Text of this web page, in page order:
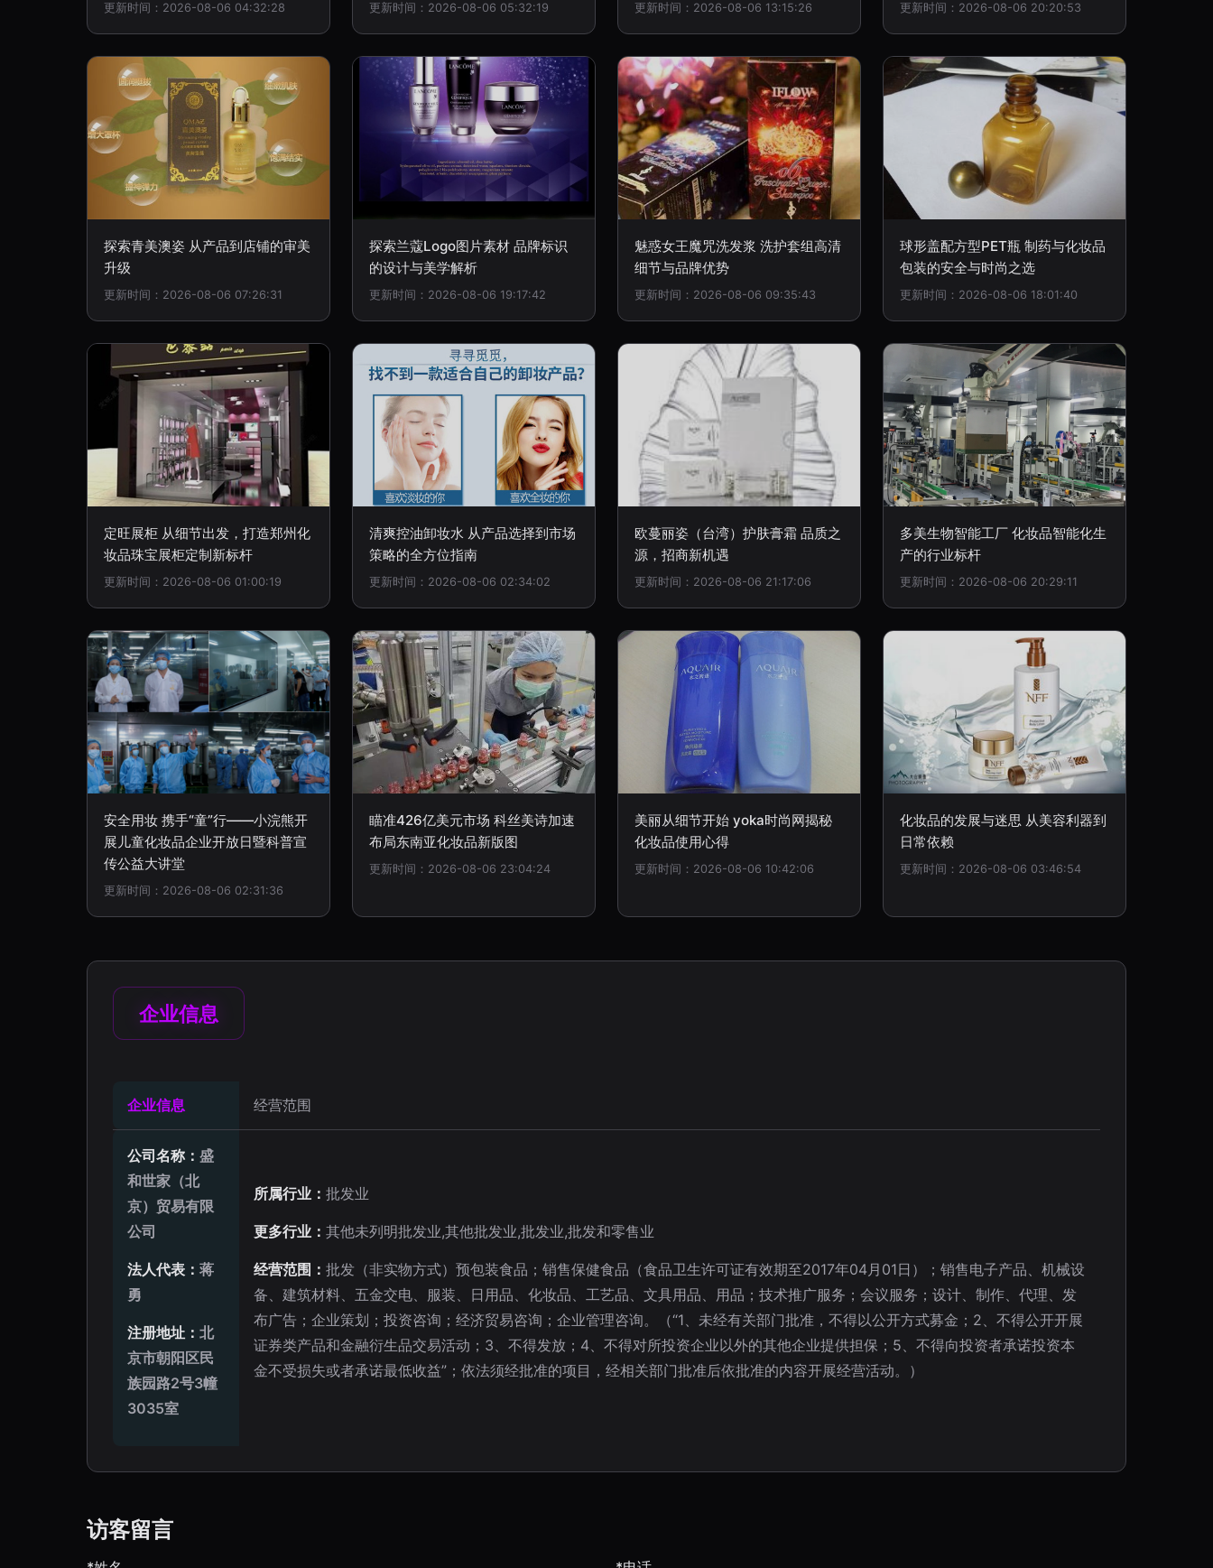
更新时间：2026-08-06 04:32:28 更新时间：2026-08-06 05:32:19 更新时间：2026-08-06 13:15:26 更新时间：2026-08-06 20:20:53
探索青美澳姿 从产品到店铺的审美
升级
更新时间：2026-08-06 07:26:31
探索兰蔻Logo图片素材 品牌标识
的设计与美学解析
更新时间：2026-08-06 19:17:42
魅惑女王魔咒洗发浆 洗护套组高清
细节与品牌优势
更新时间：2026-08-06 09:35:43
球形盖配方型PET瓶 制药与化妆品
包装的安全与时尚之选
更新时间：2026-08-06 18:01:40
定旺展柜 从细节出发，打造郑州化
妆品珠宝展柜定制新标杆
更新时间：2026-08-06 01:00:19
清爽控油卸妆水 从产品选择到市场
策略的全方位指南
更新时间：2026-08-06 02:34:02
欧蔓丽姿（台湾）护肤膏霜 品质之
源，招商新机遇
更新时间：2026-08-06 21:17:06
多美生物智能工厂 化妆品智能化生
产的行业标杆
更新时间：2026-08-06 20:29:11
安全用妆 携手“童”行——小浣熊开
展儿童化妆品企业开放日暨科普宣
传公益大讲堂
更新时间：2026-08-06 02:31:36
瞄准426亿美元市场 科丝美诗加速
布局东南亚化妆品新版图
更新时间：2026-08-06 23:04:24
美丽从细节开始 yoka时尚网揭秘
化妆品使用心得
更新时间：2026-08-06 10:42:06
化妆品的发展与迷思 从美容利器到
日常依赖
更新时间：2026-08-06 03:46:54
企业信息
企业信息 经营范围
公司名称： 盛
和世家（北
京）贸易有限
公司
法人代表： 蒋
勇
注册地址： 北
京市朝阳区民
族园路2号3幢
3035室
所属行业： 批发业
更多行业： 其他未列明批发业,其他批发业,批发业,批发和零售业
经营范围： 批发（非实物方式）预包装食品；销售保健食品（食品卫生许可证有效期至2017年04月01日）；销售电子产品、机械设
备、建筑材料、五金交电、服装、日用品、化妆品、工艺品、文具用品、用品；技术推广服务；会议服务；设计、制作、代理、发
布广告；企业策划；投资咨询；经济贸易咨询；企业管理咨询。（“1、未经有关部门批准，不得以公开方式募金；2、不得公开开展
证券类产品和金融衍生品交易活动；3、不得发放；4、不得对所投资企业以外的其他企业提供担保；5、不得向投资者承诺投资本
金不受损失或者承诺最低收益”；依法须经批准的项目，经相关部门批准后依批准的内容开展经营活动。）
访客留言